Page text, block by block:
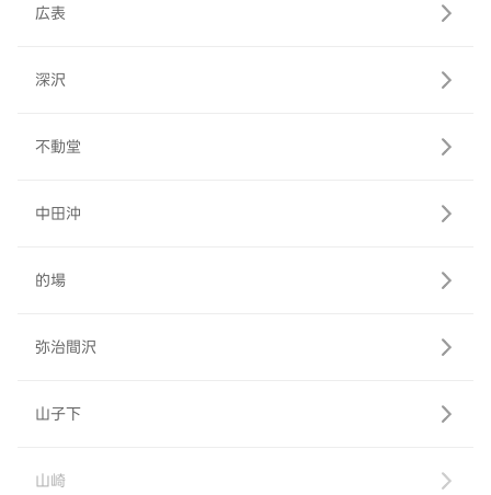
広表
深沢
不動堂
中田沖
的場
弥治間沢
山子下
山崎